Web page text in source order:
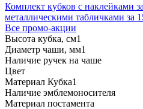
Комплект кубков с наклейками
металлическими табличками за
Все промо-акции
Высота кубка, см1
Диаметр чаши, мм1
Наличие ручек на чаше
Цвет
Материал Кубка1
Наличие эмблемоносителя
Материал постамента